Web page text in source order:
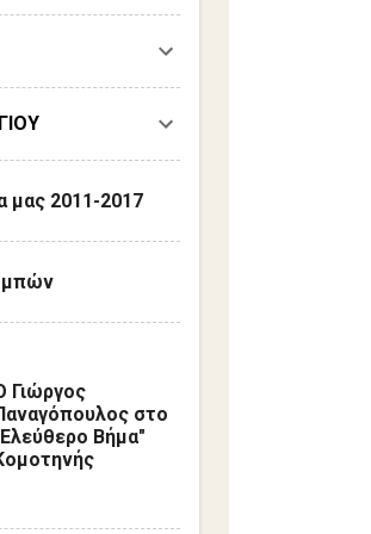
μας 2011-2017
Γιώργος
στο
Βήμα"